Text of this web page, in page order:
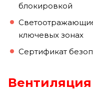
блокировкой
ключевых зонах
Сертификат
Вентиляция